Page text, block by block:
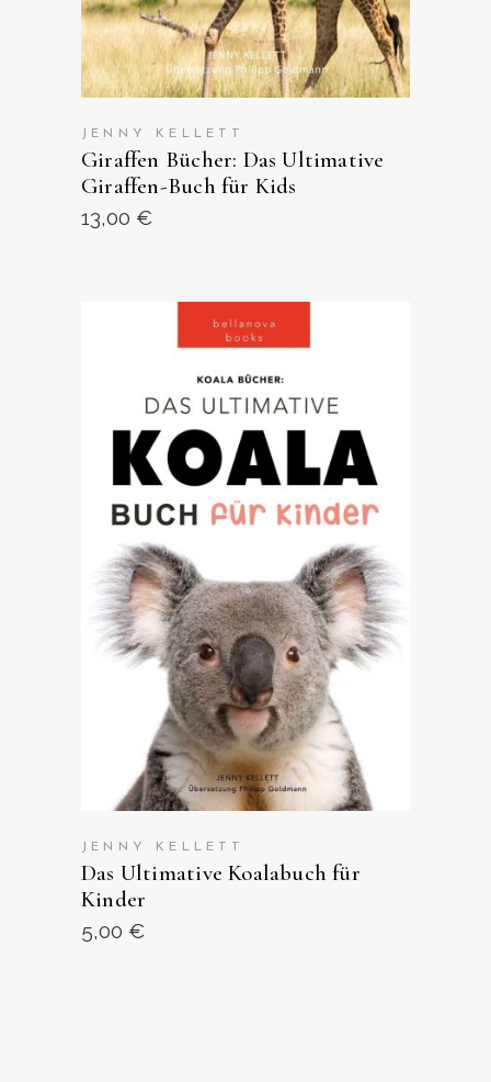
JENNY KELLETT
Giraffen Bücher: Das Ultimative
Giraffen-Buch für Kids
13,00 €
ANSEHEN AUF AMAZON
JENNY KELLETT
Das Ultimative Koalabuch für
Kinder
5,00 €